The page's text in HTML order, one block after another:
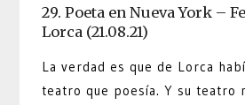
29. Poeta en Nueva York –
Lorca (21.08.21)
La verdad es que de Lorca
teatro que poesía. Y su teatro